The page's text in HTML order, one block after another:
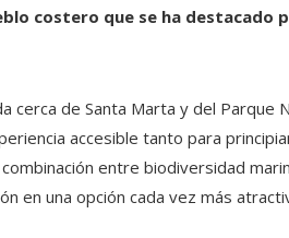
costero que se ha
cerca de Santa Marta y del
accesible tanto para
entre biodiversidad
en una opción cada vez más